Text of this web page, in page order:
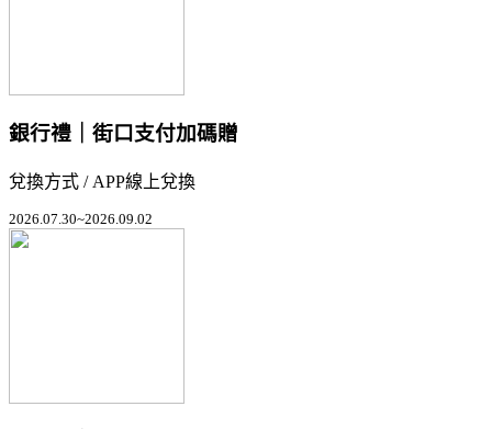
銀行禮｜街口支付加碼贈
兌換方式 / APP線上兌換
2026.07.30~2026.09.02